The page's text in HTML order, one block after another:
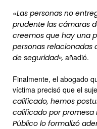
«Las personas no
prudente las cámaras
creemos que hay una
personas relacionadas
de seguridad», añadió.
Finalmente, el abogado
víctima precisó que el
calificado, hemos
calificado por promesa
Público lo formalizó